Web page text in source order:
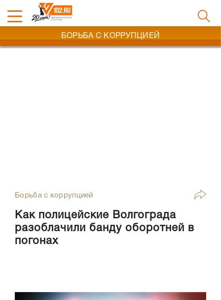
БОРЬБА С КОРРУПЦИЕЙ
Борьба с коррупцией
Как полицейские Волгограда
разоблачили банду оборотней в
погонах